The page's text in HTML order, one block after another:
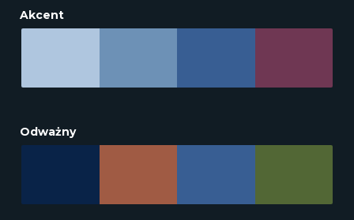
Akcent
Odważny